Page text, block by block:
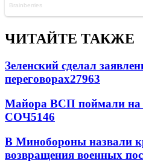
ЧИТАЙТЕ ТАКЖЕ
Зеленский сделал
переговорах27963
Майора ВСП поймали
СОЧ5146
В Минобороны назвали
возвращения военных